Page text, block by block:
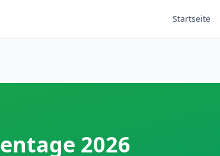
Startseite
2026